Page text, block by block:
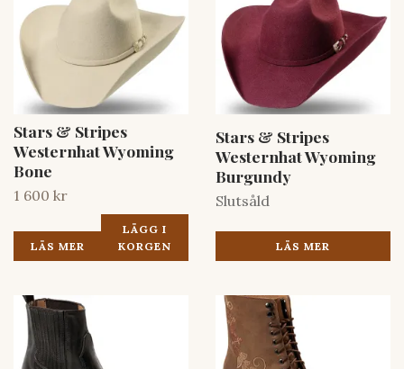
Stars & Stripes
Westernhat Wyoming
Bone
1 600 kr
LÄS MER
LÄGG I
KORGEN
Stars & Stripes
Westernhat Wyoming
Burgundy
Slutsåld
LÄS MER